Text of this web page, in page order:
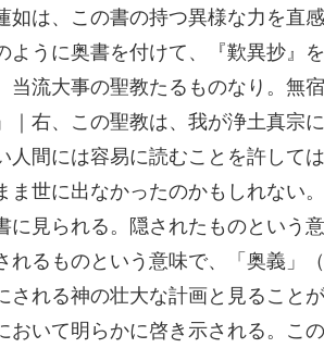
如は、この書の持つ異様な力を直
うに奥書を付けて、『歎異抄』
流大事の聖教たるものなり。無
｜右、この聖教は、我が浄土真宗
人間には容易に読むことを許して
ま世に出なかったのかもしれな
に見られる。隠されたものという
れるものという意味で、「奥義」
される神の壮大な計画と見ること
おいて明らかに啓き示される。こ